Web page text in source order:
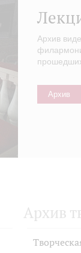
Архив
Архив
Архив